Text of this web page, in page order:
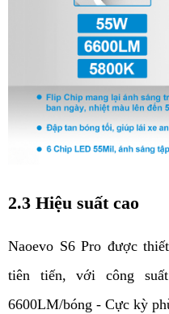
2.3 Hiệu suất cao
Naoevo S6 Pro được
6600LM/bóng - Cực kỳ